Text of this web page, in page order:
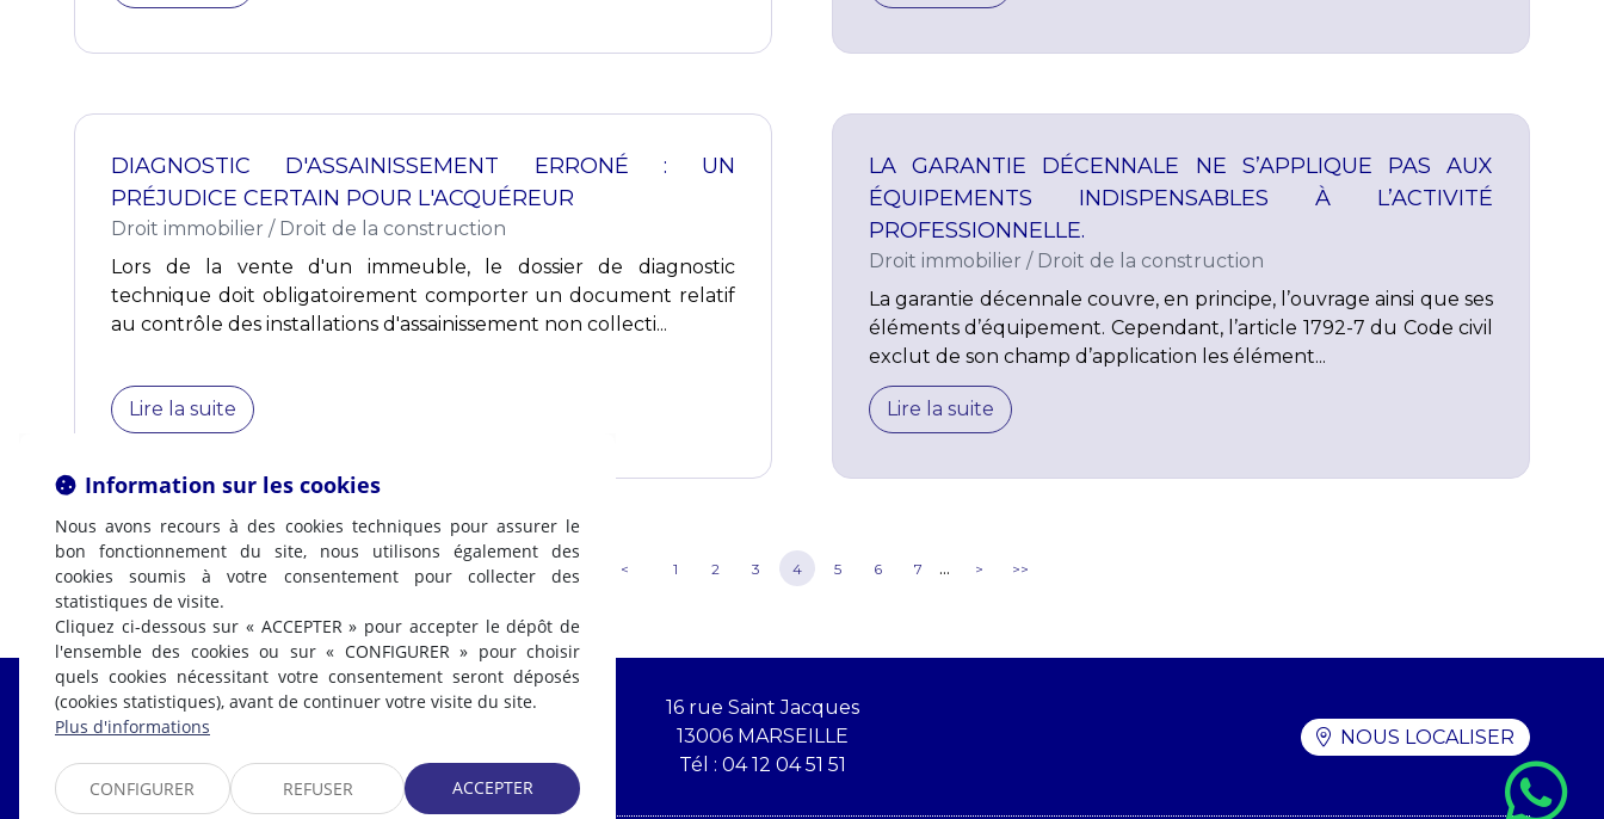
DIAGNOSTIC D'ASSAINISSEMENT ERRONÉ : UN
PRÉJUDICE CERTAIN POUR L'ACQUÉREUR
Droit immobilier / Droit de la construction
Lors de la vente d'un immeuble, le dossier de diagnostic
technique doit obligatoirement comporter un document relatif
au contrôle des installations d'assainissement non collecti...
Lire la suite
LA GARANTIE DÉCENNALE NE S’APPLIQUE PAS AUX
ÉQUIPEMENTS INDISPENSABLES À L’ACTIVITÉ
PROFESSIONNELLE.
Droit immobilier / Droit de la construction
La garantie décennale couvre, en principe, l’ouvrage ainsi que ses
éléments d’équipement. Cependant, l’article 1792-7 du Code civil
exclut de son champ d’application les élément...
Lire la suite
< 1 2 3 4 5 6 7 ... > >>
Fabrice LABI
16 rue Saint Jacques
13006 MARSEILLE
Tél : 04 12 04 51 51
NOUS LOCALISER
Information sur les cookies
Nous avons recours à des cookies techniques pour assurer le
bon fonctionnement du site, nous utilisons également des
cookies soumis à votre consentement pour collecter des
statistiques de visite.
Cliquez ci-dessous sur « ACCEPTER » pour accepter le dépôt de
l'ensemble des cookies ou sur « CONFIGURER » pour choisir
quels cookies nécessitant votre consentement seront déposés
(cookies statistiques), avant de continuer votre visite du site.
Plus d'informations
CONFIGURER REFUSER ACCEPTER